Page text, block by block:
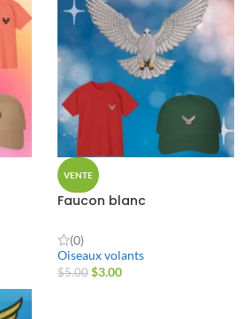
VENTE
Faucon blanc
(0)
Oiseaux volants
$5.00 $3.00